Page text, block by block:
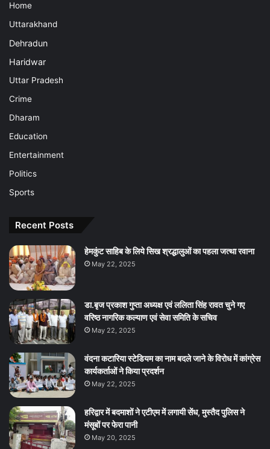
Home
Uttarakhand
Dehradun
Haridwar
Uttar Pradesh
Crime
Dharam
Education
Entertainment
Politics
Sports
Recent Posts
हेमकुंट साहिब के लिये सिख श्रद्धालुओं का पहला जत्था रवाना
May 22, 2025
डा.बृज प्रकाश गुप्ता अध्यक्ष एवं ललिता सिंह रावत चुने गए
वरिष्ठ नागरिक कल्याण एवं सेवा समिति के सचिव
May 22, 2025
वंदना कटारिया स्टेडियम का नाम बदले जाने के विरोध में कांग्रेस
कार्यकर्ताओं ने किया प्रदर्शन
May 22, 2025
हरिद्वार में बदमाशों ने एटीएम में लगायी सेंध, मुस्तैद पुलिस ने
मंसूबों पर फेरा पानी
May 20, 2025